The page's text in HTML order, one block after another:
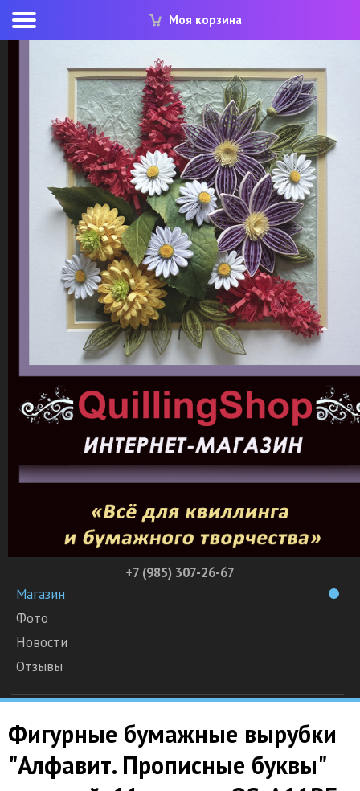
Моя корзина
+7 (985) 307-26-67
Магазин
Фото
Новости
Отзывы
Фигурные бумажные вырубки
"Алфавит. Прописные буквы"